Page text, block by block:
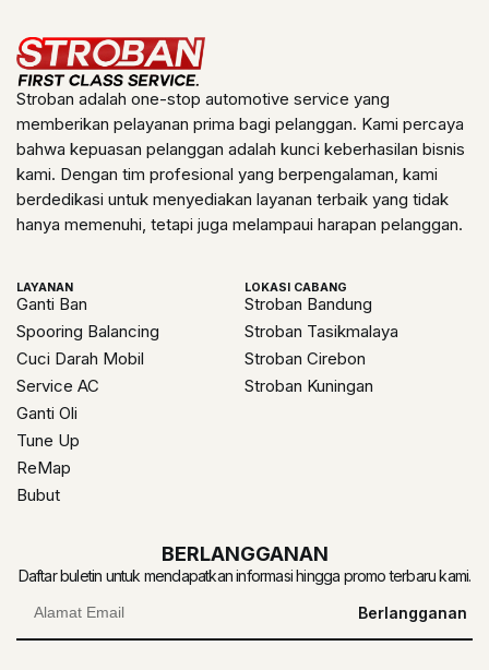
Stroban adalah one-stop automotive service yang
memberikan pelayanan prima bagi pelanggan. Kami percaya
bahwa kepuasan pelanggan adalah kunci keberhasilan bisnis
kami. Dengan tim profesional yang berpengalaman, kami
berdedikasi untuk menyediakan layanan terbaik yang tidak
hanya memenuhi, tetapi juga melampaui harapan pelanggan.
LAYANAN
Ganti Ban
Spooring Balancing
Cuci Darah Mobil
Service AC
Ganti Oli
Tune Up
ReMap
Bubut
LOKASI CABANG
Stroban Bandung
Stroban Tasikmalaya
Stroban Cirebon
Stroban Kuningan
BERLANGGANAN
Daftar buletin untuk mendapatkan informasi hingga promo terbaru kami.
Berlangganan